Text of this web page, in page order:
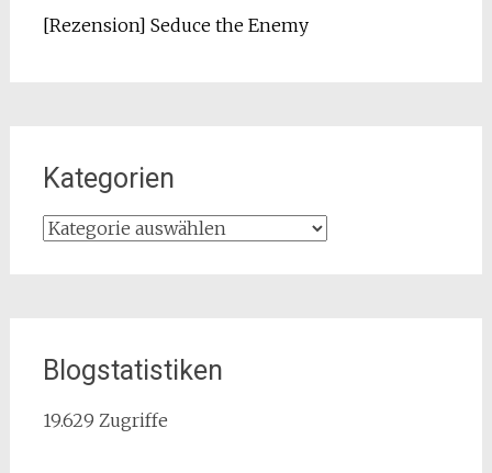
[Rezension] Seduce the Enemy
Kategorien
Kategorien
Blogstatistiken
19.629 Zugriffe